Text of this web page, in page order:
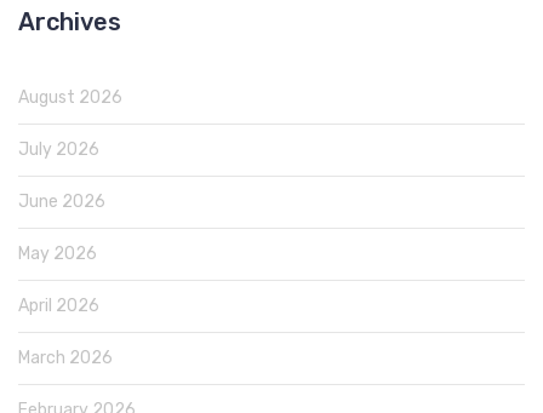
Archives
August 2026
July 2026
June 2026
May 2026
April 2026
March 2026